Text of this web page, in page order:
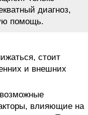
диагноз,
помощь.
стоит
и внешних
влияющие на